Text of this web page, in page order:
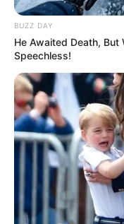
BUZZ DAY
He Awaited Death, But
Speechless!